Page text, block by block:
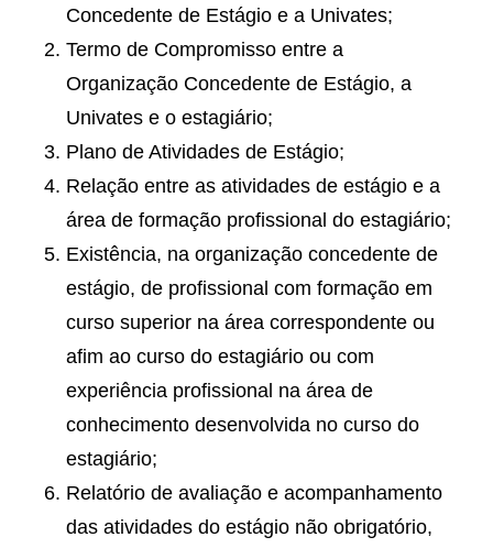
Concedente de Estágio e a Univates;
Termo de Compromisso entre a
Organização Concedente de Estágio, a
Univates e o estagiário;
Plano de Atividades de Estágio;
Relação entre as atividades de estágio e a
área de formação profissional do estagiário;
Existência, na organização concedente de
estágio, de profissional com formação em
curso superior na área correspondente ou
afim ao curso do estagiário ou com
experiência profissional na área de
conhecimento desenvolvida no curso do
estagiário;
Relatório de avaliação e acompanhamento
das atividades do estágio não obrigatório,